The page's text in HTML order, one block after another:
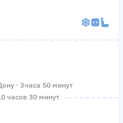
· 3 часа 50 минут
часов 30 минут